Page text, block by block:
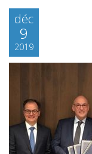
déc
9
2019